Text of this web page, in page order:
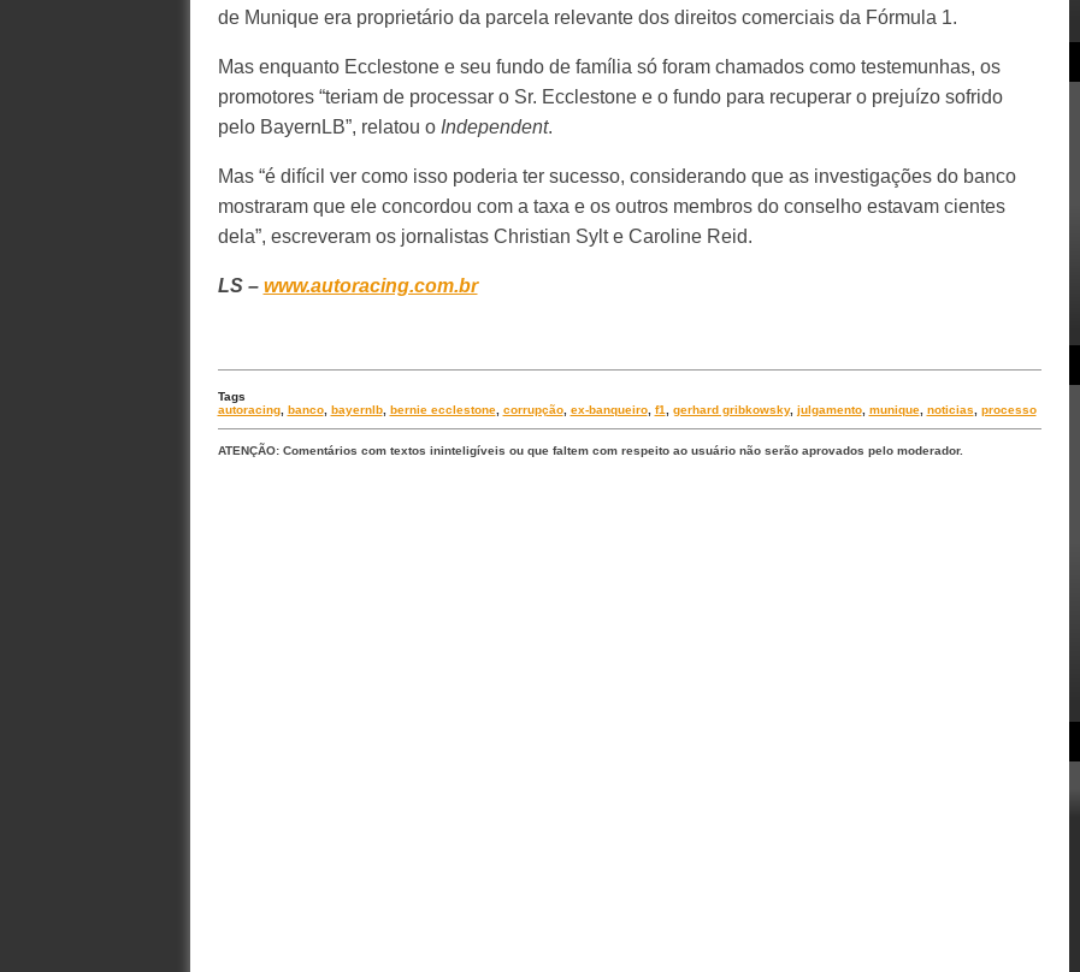
de Munique era proprietário da parcela relevante dos direitos comerciais da Fórmula 1.
Mas enquanto Ecclestone e seu fundo de família só foram chamados como testemunhas, os
promotores “teriam de processar o Sr. Ecclestone e o fundo para recuperar o prejuízo sofrido
pelo BayernLB”, relatou oIndependent.
Mas “é difícil ver como isso poderia ter sucesso, considerando que as investigações do banco
mostraram que ele concordou com a taxa e os outros membros do conselho estavam cientes
dela”, escreveram os jornalistas Christian Sylt e Caroline Reid.
LS – www.autoracing.com.br
Tags
autoracing, banco, bayernlb, bernie ecclestone, corrupção, ex-banqueiro, f1 gerhard gribkowsky, julgamento, munique, noticias processo
ATENÇÃO: Comentários com textos ininteligíveis ou que faltem com respeito ao usuário não serão aprovados pelo moderador.